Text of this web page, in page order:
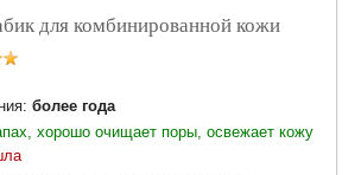
для комбинированной кожи
более года
хорошо очищает поры, освежает кожу